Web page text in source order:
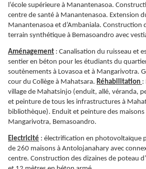
l’école supérieure à Manantenasoa.
centre de santé à Manantenasoa. Extension
Manantenasoa et d’Ambaniala. Construction
terrain synthétique à Bemasoandro avec
Aménagement : Canalisation du ruisseau et
sentier en béton pour les étudiants du
soutènements à Lovasoa et à Mangarivotra.
cour du Collège à Mahatsara. Réhabilitation :
village de Mahatsinjo (enduit, allé, véranda,
et peinture de tous les infrastructures à
bibliothèque). Enduit et peinture des
Mangarivotra, Bemasoandro.
Electricité : électrification en photovoltaïque
de 260 maisons à Antolojanahary avec
centre. Construction des dizaines de poteau